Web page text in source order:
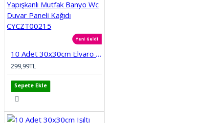
Yeni Geldi
10 Adet 30x30cm Elvaro Seramik Desen Köpük Yapışkanlı Mutfak Banyo Wc Duvar Paneli Kağıdı CYCZT00215
299,99TL
Sepete Ekle